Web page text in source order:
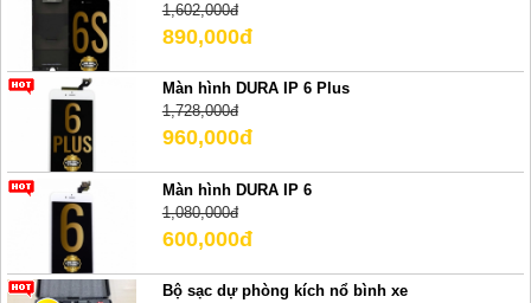
1,602,000đ
890,000đ
Màn hình DURA IP 6 Plus
1,728,000đ
960,000đ
Màn hình DURA IP 6
1,080,000đ
600,000đ
Bộ sạc dự phòng kích nổ bình xe